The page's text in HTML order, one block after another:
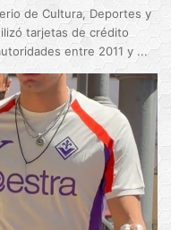
de Cultura, Deportes y
tarjetas de crédito
entre 2011 y ...